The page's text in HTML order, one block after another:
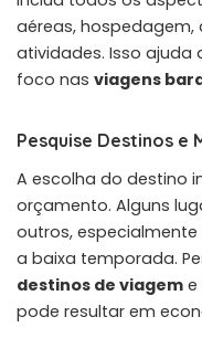
aéreas,
atividades. Isso ajuda
foco nas viagens
Pesquise Destinos e
A escolha do destino
orçamento. Alguns
outros,
a baixa temporada.
destinos de viagem e
pode resultar em